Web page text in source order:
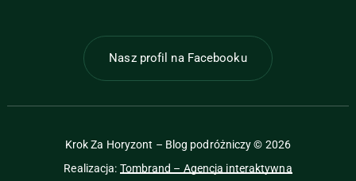
Nasz profil na Facebooku
Krok Za Horyzont – Blog podróżniczy © 2026
Realizacja: Tombrand – Agencja interaktywna